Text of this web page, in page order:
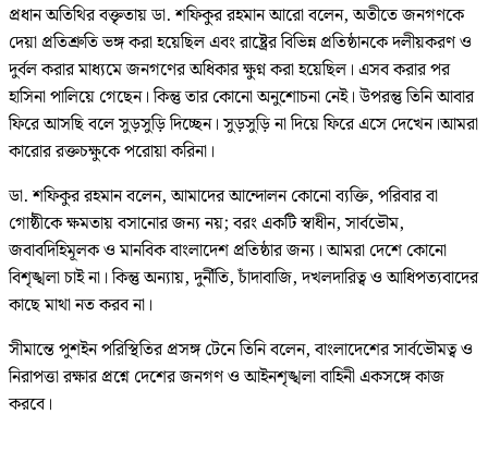
প্রধান অতিথির বক্তৃতায় ডা. শফিকুর রহমান আরো বলেন, অতীতে জনগণকে
দেয়া প্রতিশ্রুতি ভঙ্গ করা হয়েছিল এবং রাষ্ট্রের বিভিন্ন প্রতিষ্ঠানকে দলীয়করণ ও
দুর্বল করার মাধ্যমে জনগণের অধিকার ক্ষুণ্ন করা হয়েছিল। এসব করার পর
হাসিনা পালিয়ে গেছেন। কিন্তু তার কোনো অনুশোচনা নেই। উপরন্তু তিনি আবার
ফিরে আসছি বলে সুড়সুড়ি দিচ্ছেন। সুড়সুড়ি না দিয়ে ফিরে এসে দেখেন।আমরা
কারোর রক্তচক্ষুকে পরোয়া করিনা।
ডা. শফিকুর রহমান বলেন, আমাদের আন্দোলন কোনো ব্যক্তি, পরিবার বা
গোষ্ঠীকে ক্ষমতায় বসানোর জন্য নয়; বরং একটি স্বাধীন, সার্বভৌম,
জবাবদিহিমূলক ও মানবিক বাংলাদেশ প্রতিষ্ঠার জন্য। আমরা দেশে কোনো
বিশৃঙ্খলা চাই না। কিন্তু অন্যায়, দুর্নীতি, চাঁদাবাজি, দখলদারিত্ব ও আধিপত্যবাদের
কাছে মাথা নত করব না।
সীমান্তে পুশইন পরিস্থিতির প্রসঙ্গ টেনে তিনি বলেন, বাংলাদেশের সার্বভৌমত্ব ও
নিরাপত্তা রক্ষার প্রশ্নে দেশের জনগণ ও আইনশৃঙ্খলা বাহিনী একসঙ্গে কাজ
করবে।